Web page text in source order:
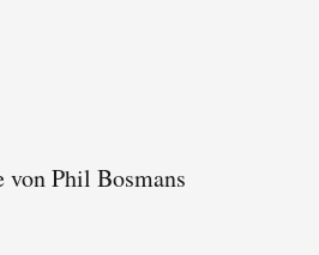
Phil Bosmans